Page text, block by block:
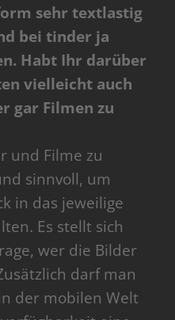
sehr textlastig
bei tinder ja
Habt Ihr darüber
vielleicht auch
gar Filmen zu
und Filme zu
sinnvoll, um
in das jeweilige
Es stellt sich
wer die Bilder
darf man
der mobilen Welt